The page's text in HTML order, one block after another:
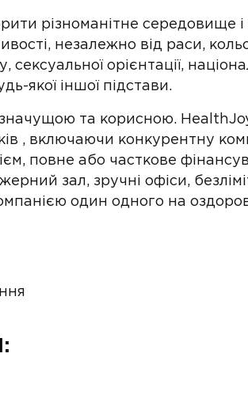
різноманітне середовище
незалежно від раси,
сексуальної орієнтації,
якої іншої підстави.
та корисною.
, включаючи конкурентну
повне або часткове
зал, зручні офіси,
один одного на